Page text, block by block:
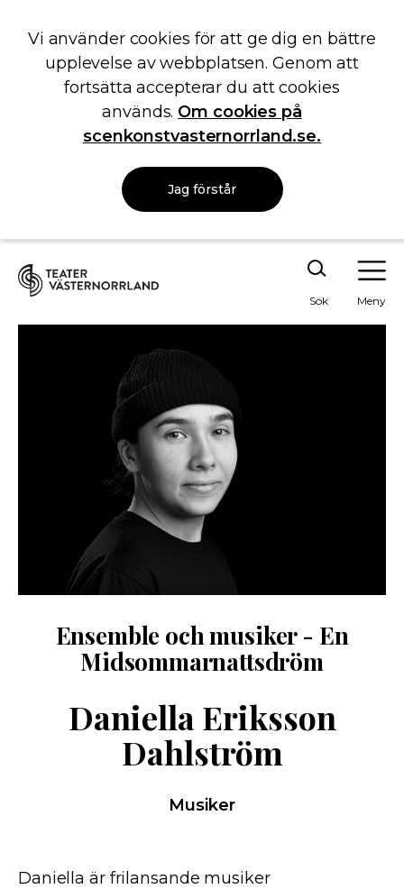
Vi använder cookies för att ge dig en bättre
upplevelse av webbplatsen. Genom att
fortsätta accepterar du att cookies
används. Om cookies på
scenkonstvasternorrland.se.
Jag förstår
Sök Meny
Ensemble och musiker - En
Midsommarnattsdröm
Daniella Eriksson
Dahlström
Musiker
Daniella är frilansande musiker